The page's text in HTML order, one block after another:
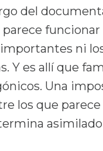
del
parece
ni
Y es allí que
Una
los que